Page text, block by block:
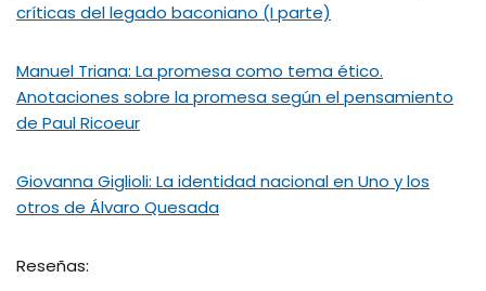
críticas del legado baconiano (I parte)
Manuel Triana: La promesa como tema ético.
Anotaciones sobre la promesa según el pensamiento
de Paul Ricoeur
Giovanna Giglioli: La identidad nacional en Uno y los
otros de Álvaro Quesada
Reseñas: